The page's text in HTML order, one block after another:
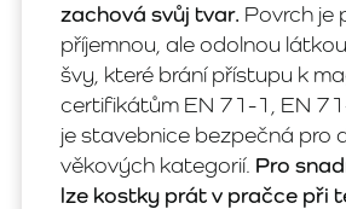
zachová svůj tvar. Povrch je
příjemnou, ale odolnou
švy, které brání přístupu k
certifikátům EN 71-1, EN
je stavebnice bezpečná pro
věkových kategorií. Pro
lze kostky prát v pračce při